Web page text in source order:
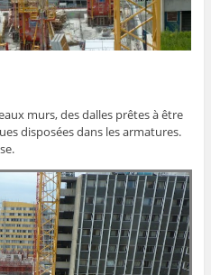
murs, des dalles prêtes à être
disposées dans les armatures.